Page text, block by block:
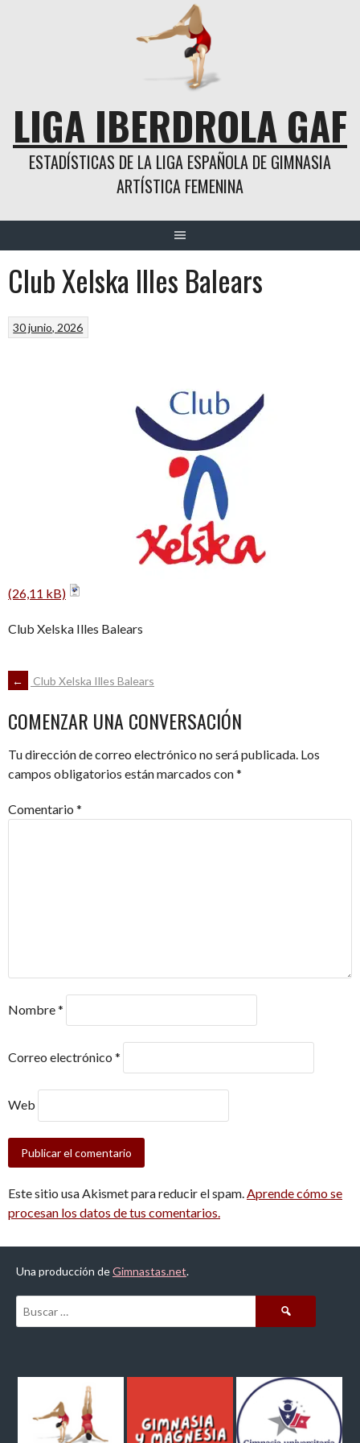
LIGA IBERDROLA GAF
ESTADÍSTICAS DE LA LIGA ESPAÑOLA DE GIMNASIA
ARTÍSTICA FEMENINA
Club Xelska Illes Balears
30 junio, 2026
Club Xelska Illes Balears
NAVEGACIÓN
DE
ENTRADAS
← Club Xelska Illes Balears
COMENZAR UNA CONVERSACIÓN
Tu dirección de correo electrónico no será publicada. Los
campos obligatorios están marcados con*
Comentario *
Nombre*
Correo electrónico *
Web
Este sitio usa Akismet para reducir el spam. Aprende cómo se
procesan los datos de tus comentarios.
Una producción deGimnastas.net.
Buscar: